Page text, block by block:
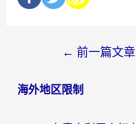
← 前一篇文章
海外地区限制